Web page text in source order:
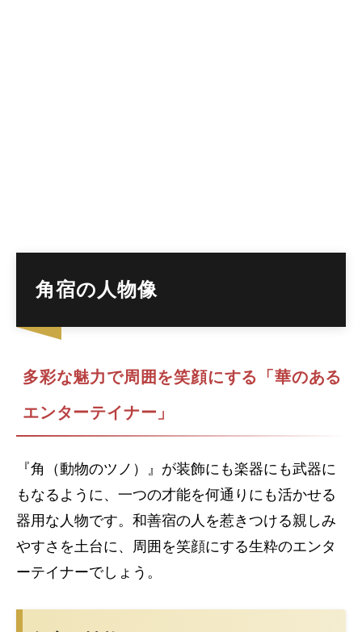
角宿の人物像
多彩な魅力で周囲を笑顔にする「華のある
エンターテイナー」
『角（動物のツノ）』が装飾にも楽器にも武器に
もなるように、一つの才能を何通りにも活かせる
器用な人物です。和善宿の人を惹きつける親しみ
やすさを土台に、周囲を笑顔にする生粋のエンタ
ーテイナーでしょう。